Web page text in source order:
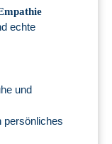
echte
und
persönliches